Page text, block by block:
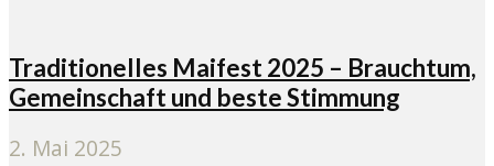
Traditionelles Maifest 2025 – Brauchtum,
Gemeinschaft und beste Stimmung
2. Mai 2025